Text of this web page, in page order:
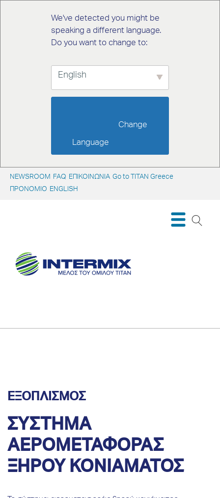
We've detected you might be
speaking a different language.
Do you want to change to:
English
Language
NEWSROOM FAQ ΕΠΙΚΟΙΝΩΝΙΑ Go to TITAN Greece
ΠΡΟΝΟΜΙΟ ENGLISH
ΕΞΟΠΛΙΣΜΟΣ
ΣΥΣΤΗΜΑ
ΑΕΡΟΜΕΤΑΦΟΡΑΣ
ΞΗΡΟΥ ΚΟΝΙΑΜΑΤΟΣ